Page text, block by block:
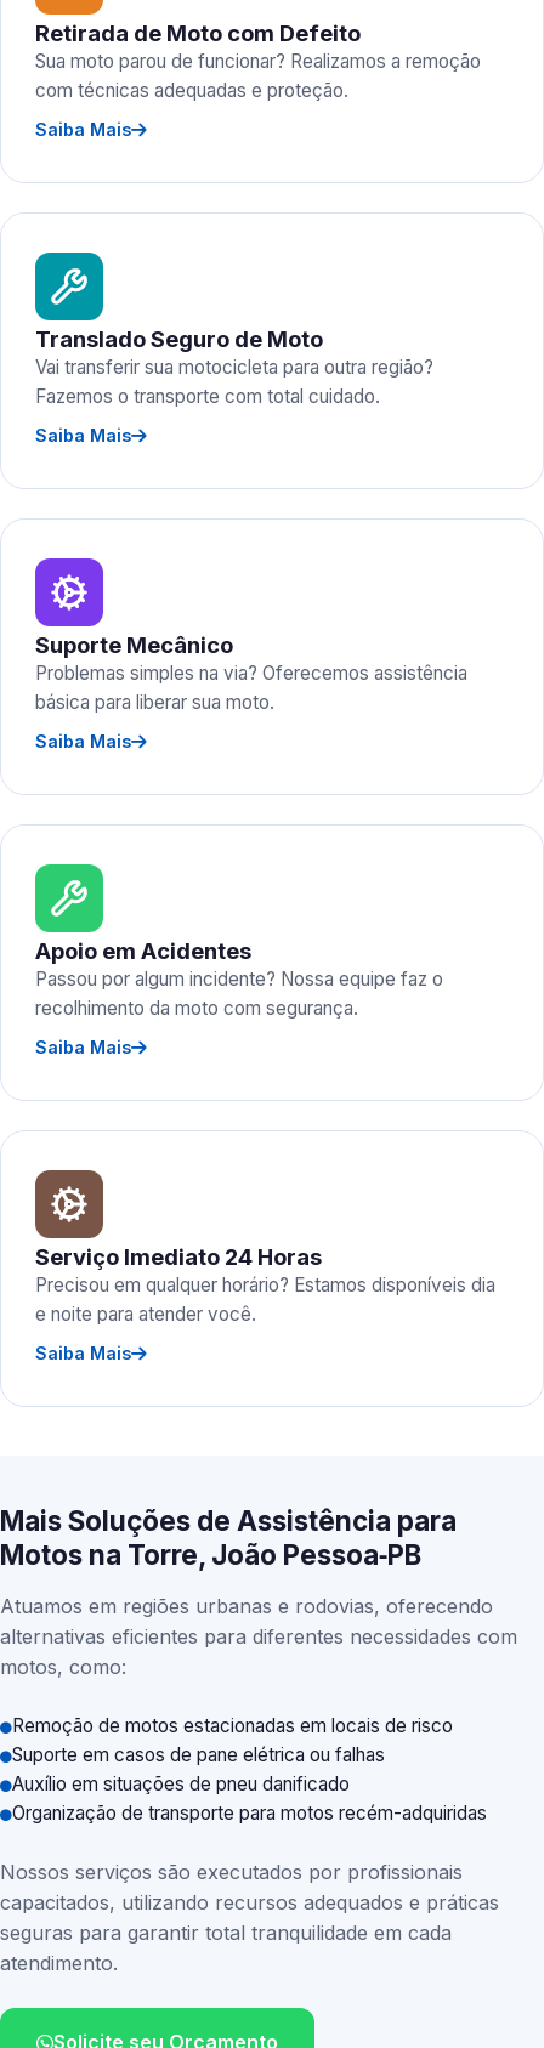
Retirada de Moto com Defeito
Sua moto parou de funcionar? Realizamos a remoção
com técnicas adequadas e proteção.
Saiba Mais
Translado Seguro de Moto
Vai transferir sua motocicleta para outra região?
Fazemos o transporte com total cuidado.
Saiba Mais
Suporte Mecânico
Problemas simples na via? Oferecemos assistência
básica para liberar sua moto.
Saiba Mais
Apoio em Acidentes
Passou por algum incidente? Nossa equipe faz o
recolhimento da moto com segurança.
Saiba Mais
Serviço Imediato 24 Horas
Precisou em qualquer horário? Estamos disponíveis dia
e noite para atender você.
Saiba Mais
Mais Soluções de Assistência para
Motos na Torre, João Pessoa‑PB
Atuamos em regiões urbanas e rodovias, oferecendo
alternativas eficientes para diferentes necessidades com
motos, como:
Remoção de motos estacionadas em locais de risco
Suporte em casos de pane elétrica ou falhas
Auxílio em situações de pneu danificado
Organização de transporte para motos recém-adquiridas
Nossos serviços são executados por profissionais
capacitados, utilizando recursos adequados e práticas
seguras para garantir total tranquilidade em cada
atendimento.
Solicite seu Orçamento